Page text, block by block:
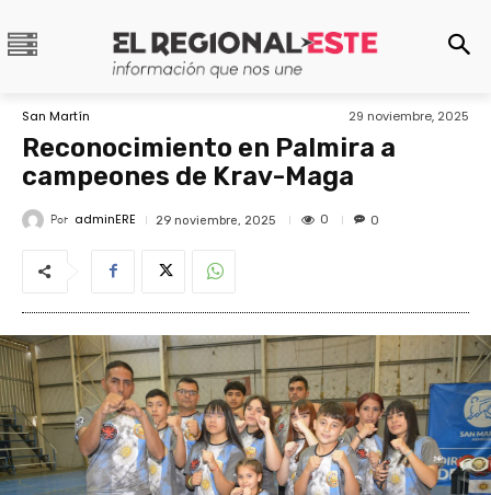
San Martín 29 noviembre, 2025
Reconocimiento en Palmira a
campeones de Krav-Maga
Por adminERE 29 noviembre, 2025 0 0